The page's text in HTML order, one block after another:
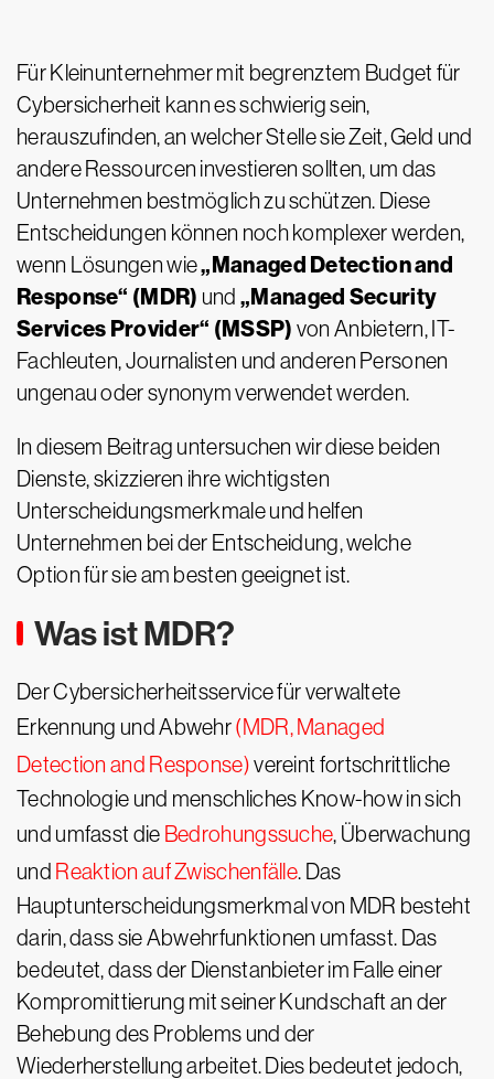
Für Kleinunternehmer mit begrenztem Budget für
Cybersicherheit kann es schwierig sein,
herauszufinden, an welcher Stelle sie Zeit, Geld und
andere Ressourcen investieren sollten, um das
Unternehmen bestmöglich zu schützen. Diese
Entscheidungen können noch komplexer werden,
wenn Lösungen wie„Managed Detection and
Response“ (MDR) und„Managed Security
Services Provider“ (MSSP) von Anbietern, IT-
Fachleuten, Journalisten und anderen Personen
ungenau oder synonym verwendet werden.
In diesem Beitrag untersuchen wir diese beiden
Dienste, skizzieren ihre wichtigsten
Unterscheidungsmerkmale und helfen
Unternehmen bei der Entscheidung, welche
Option für sie am besten geeignet ist.
Was ist MDR?
Der Cybersicherheitsservice für verwaltete
Erkennung und Abwehr(MDR, Managed
Detection and Response)vereint fortschrittliche
Technologie und menschliches Know-how in sich
und umfasst die Bedrohungssuche, Überwachung
und Reaktion auf Zwischenfälle. Das
Hauptunterscheidungsmerkmal von MDR besteht
darin, dass sie Abwehrfunktionen umfasst. Das
bedeutet, dass der Dienstanbieter im Falle einer
Kompromittierung mit seiner Kundschaft an der
Behebung des Problems und der
Wiederherstellung arbeitet. Dies bedeutet jedoch,